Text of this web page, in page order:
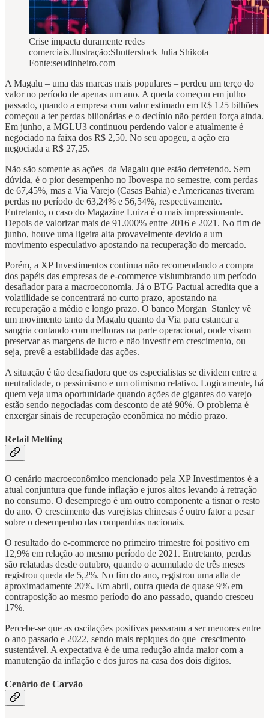
Crise impacta duramente redes
comerciais.Ilustração:Shutterstock Julia Shikota
Fonte:seudinheiro.com
A Magalu – uma das marcas mais populares – perdeu um terço do
valor no período de apenas um ano. A queda começou em julho
passado, quando a empresa com valor estimado em R$ 125 bilhões
começou a ter perdas bilionárias e o declínio não perdeu força ainda.
Em junho, a MGLU3 continuou perdendo valor e atualmente é
negociado na faixa dos R$ 2,50. No seu apogeu, a ação era
negociada a R$ 27,25.
Não são somente as ações da Magalu que estão derretendo. Sem
dúvida, é o pior desempenho no Ibovespa no semestre, com perdas
de 67,45%, mas a Via Varejo (Casas Bahia) e Americanas tiveram
perdas no período de 63,24% e 56,54%, respectivamente.
Entretanto, o caso do Magazine Luiza é o mais impressionante.
Depois de valorizar mais de 91.000% entre 2016 e 2021. No fim de
junho, houve uma ligeira alta provavelmente devido a um
movimento especulativo apostando na recuperação do mercado.
Porém, a XP Investimentos continua não recomendando a compra
dos papéis das empresas de e-commerce vislumbrando um período
desafiador para a macroeconomia. Já o BTG Pactual acredita que a
volatilidade se concentrará no curto prazo, apostando na
recuperação a médio e longo prazo. O banco Morgan Stanley vê
um movimento tanto da Magalu quanto da Via para estancar a
sangria contando com melhoras na parte operacional, onde visam
preservar as margens de lucro e não investir em crescimento, ou
seja, prevê a estabilidade das ações.
A situação é tão desafiadora que os especialistas se dividem entre a
neutralidade, o pessimismo e um otimismo relativo. Logicamente, há
quem veja uma oportunidade quando ações de gigantes do varejo
estão sendo negociadas com desconto de até 90%. O problema é
enxergar sinais de recuperação econômica no médio prazo.
Retail Melting
O cenário macroeconômico mencionado pela XP Investimentos é a
atual conjuntura que funde inflação e juros altos levando à retração
no consumo. O desemprego é um outro componente a tisnar o resto
do ano. O crescimento das varejistas chinesas é outro fator a pesar
sobre o desempenho das companhias nacionais.
O resultado do e-commerce no primeiro trimestre foi positivo em
12,9% em relação ao mesmo período de 2021. Entretanto, perdas
são relatadas desde outubro, quando o acumulado de três meses
registrou queda de 5,2%. No fim do ano, registrou uma alta de
aproximadamente 20%. Em abril, outra queda de quase 9% em
contraposição ao mesmo período do ano passado, quando cresceu
17%.
Percebe-se que as oscilações positivas passaram a ser menores entre
o ano passado e 2022, sendo mais repiques do que crescimento
sustentável. A expectativa é de uma redução ainda maior com a
manutenção da inflação e dos juros na casa dos dois dígitos.
Cenário de Carvão